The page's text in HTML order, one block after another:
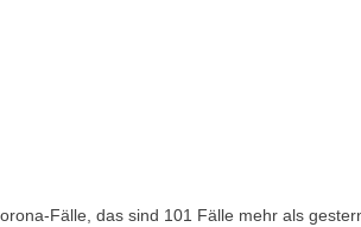
Fälle, das sind 101 Fälle mehr als